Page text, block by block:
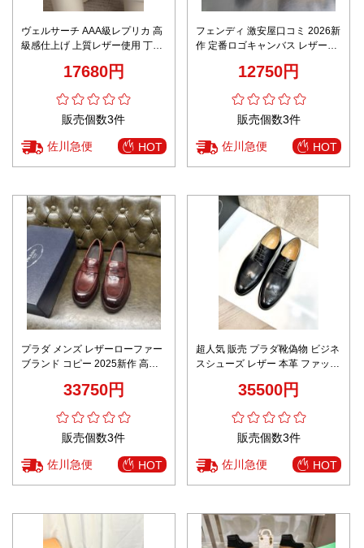
ヴェルサーチ AAA級レプリカ 高
級感仕上げ 上質レザー使用 丁寧
17680円
販売個数3件
佐川急便 HOT
フェンディ 激安屋口コミ 2026新
作 定番ロゴキャンバス レザーロ
ディテール 安心サイト 実店舗運
12750円
販売個数3件
佐川急便 HOT
プラダ メンズ レザーローファー
ブランド コピー 2025新作 高再
感仕上げ 職人技術再現 発送保証
33750円
販売個数3件
佐川急便 HOT
超人気 販売 プラダ靴偽物 ビジネ
スシューズ レザー 本革 ファッシ
35500円
販売個数3件
佐川急便 HOT